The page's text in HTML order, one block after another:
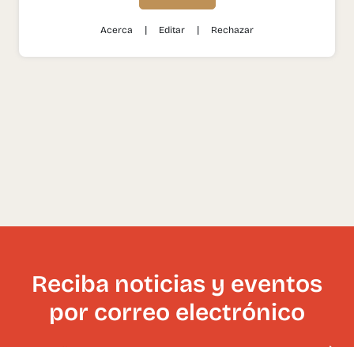
Reciba noticias y eventos
por correo electrónico
Acerca | Editar | Rechazar